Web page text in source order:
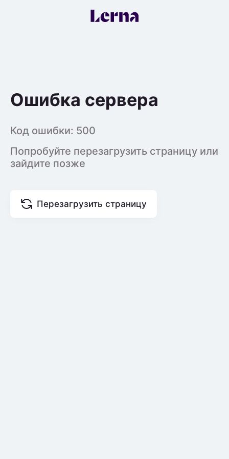
Ошибка сервера
Код ошибки: 500
Попробуйте перезагрузить страницу или
зайдите позже
Перезагрузить страницу